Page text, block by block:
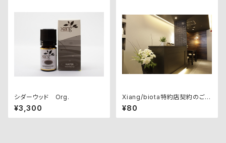
シダーウッド Org.
¥3,300
Xiang/biota特約店契約のご案
内
¥80